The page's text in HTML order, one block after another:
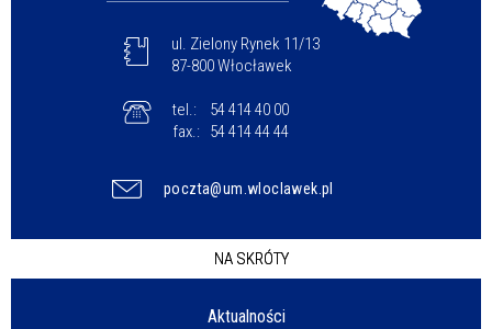
ul. Zielony Rynek 11/13
87-800 Włocławek
tel.:
54 414 40 00
fax.:
54 414 44 44
poczta@um.wloclawek.pl
NA SKRÓTY
Aktualności